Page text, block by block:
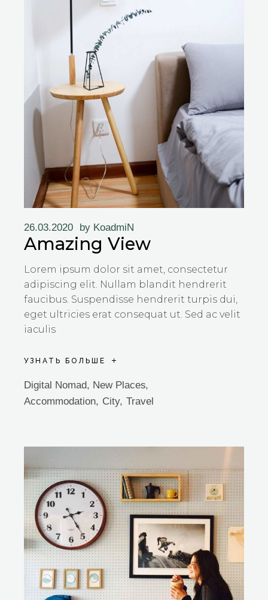
26.03.2020 by KoadmiN
Amazing View
Lorem ipsum dolor sit amet, consectetur
adipiscing elit. Nullam blandit hendrerit
faucibus. Suspendisse hendrerit turpis dui,
eget ultricies erat consequat ut. Sed ac velit
iaculis
УЗНАТЬ БОЛЬШЕ
Digital Nomad, New Places
Accommodation
City Travel